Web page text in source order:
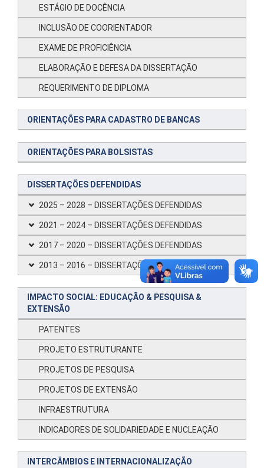
ESTÁGIO DE DOCÊNCIA
INCLUSÃO DE COORIENTADOR
EXAME DE PROFICIÊNCIA
ELABORAÇÃO E DEFESA DA DISSERTAÇÃO
REQUERIMENTO DE DIPLOMA
ORIENTAÇÕES PARA CADASTRO DE BANCAS
ORIENTAÇÕES PARA BOLSISTAS
DISSERTAÇÕES DEFENDIDAS
2025 – 2028 – DISSERTAÇÕES DEFENDIDAS
2021 – 2024 – DISSERTAÇÕES DEFENDIDAS
2017 – 2020 – DISSERTAÇÕES DEFENDIDAS
2013 – 2016 – DISSERTAÇÕES DEFENDIDAS
IMPACTO SOCIAL: EDUCAÇÃO & PESQUISA &
EXTENSÃO
PATENTES
PROJETO ESTRUTURANTE
PROJETOS DE PESQUISA
PROJETOS DE EXTENSÃO
INFRAESTRUTURA
INDICADORES DE SOLIDARIEDADE E NUCLEAÇÃO
INTERCÂMBIOS E INTERNACIONALIZAÇÃO